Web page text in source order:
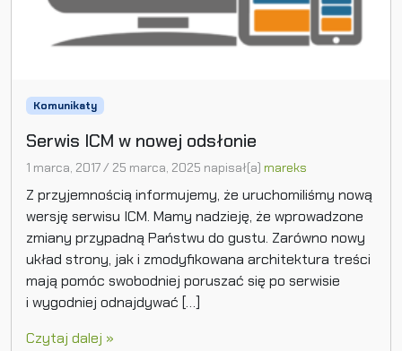
Komunikaty
Serwis ICM w nowej odsłonie
1 marca, 2017/ 25 marca, 2025 napisał(a) mareks
Z przyjemnością informujemy, że uruchomiliśmy nową
wersję serwisu ICM. Mamy nadzieję, że wprowadzone
zmiany przypadną Państwu do gustu. Zarówno nowy
układ strony, jak i zmodyfikowana architektura treści
mają pomóc swobodniej poruszać się po serwisie
i wygodniej odnajdywać […]
Czytaj dalej »